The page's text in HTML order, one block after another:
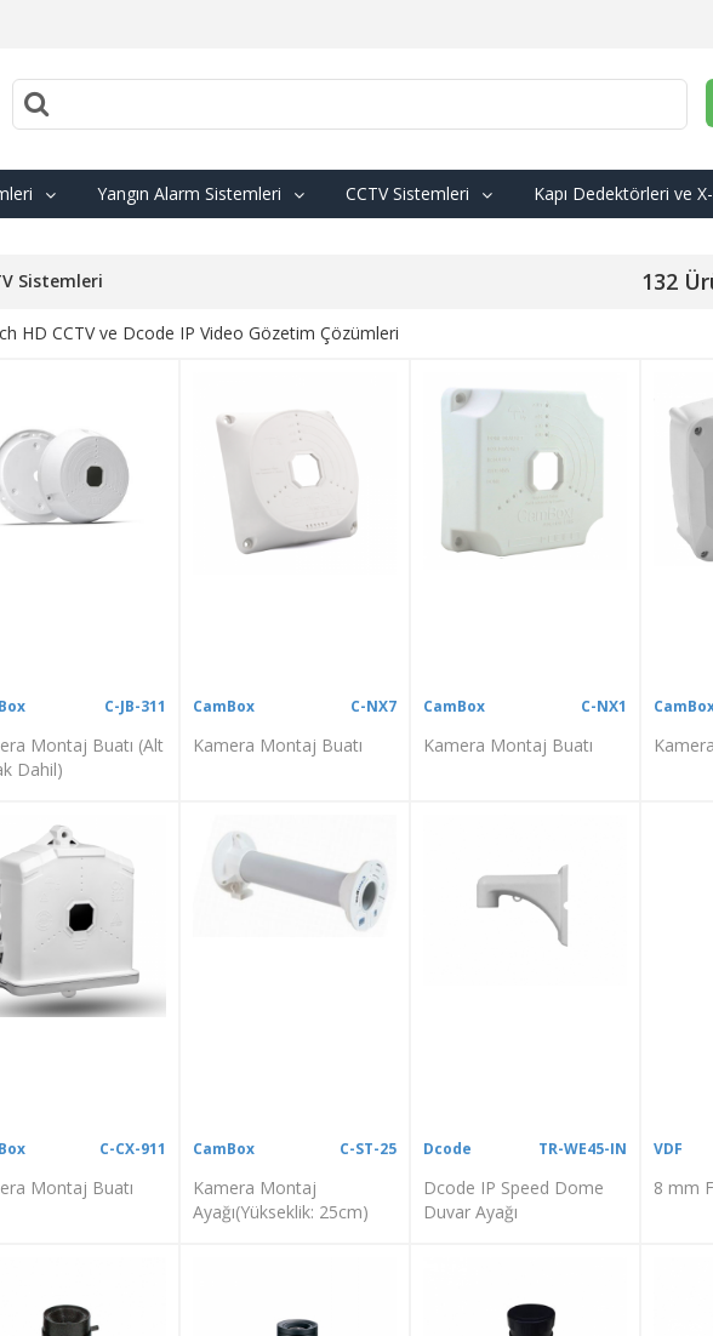
Yangın Alarm Sistemleri CCTV Sistemleri Kapı Dedektörleri ve
Sistemleri 132
HD CCTV ve Dcode IP Video Gözetim Çözümleri
C-JB-311
Montaj Buatı (Alt
Dahil)
C-NX7
CamBox
Kamera Montaj Buatı
C-NX1
CamBox
Kamera Montaj Buatı
C-CX-911
Montaj Buatı
C-ST-25
CamBox
Kamera Montaj
Ayağı(Yükseklik: 25cm)
TR-WE45-IN
Dcode
Dcode IP Speed Dome
Duvar Ayağı
VDF
8 mm